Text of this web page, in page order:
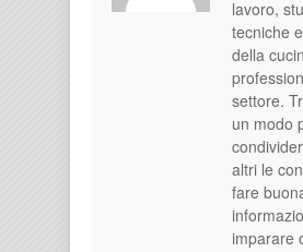
lavoro,
tecniche
della
settore.
un modo
altri le
fare
imparare